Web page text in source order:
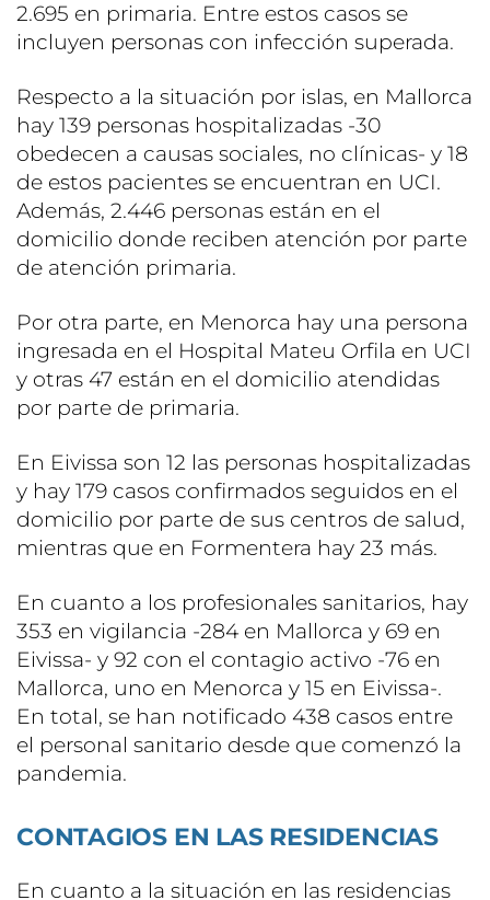
2.695 en primaria. Entre estos casos se
incluyen personas con infección superada.
Respecto a la situación por islas, en Mallorca
hay 139 personas hospitalizadas -30
obedecen a causas sociales, no clínicas- y 18
de estos pacientes se encuentran en UCI.
Además, 2.446 personas están en el
domicilio donde reciben atención por parte
de atención primaria.
Por otra parte, en Menorca hay una persona
ingresada en el Hospital Mateu Orfila en UCI
y otras 47 están en el domicilio atendidas
por parte de primaria.
En Eivissa son 12 las personas hospitalizadas
y hay 179 casos confirmados seguidos en el
domicilio por parte de sus centros de salud,
mientras que en Formentera hay 23 más.
En cuanto a los profesionales sanitarios, hay
353 en vigilancia -284 en Mallorca y 69 en
Eivissa- y 92 con el contagio activo -76 en
Mallorca, uno en Menorca y 15 en Eivissa-.
En total, se han notificado 438 casos entre
el personal sanitario desde que comenzó la
pandemia.
CONTAGIOS EN LAS RESIDENCIAS
En cuanto a la situación en las residencias